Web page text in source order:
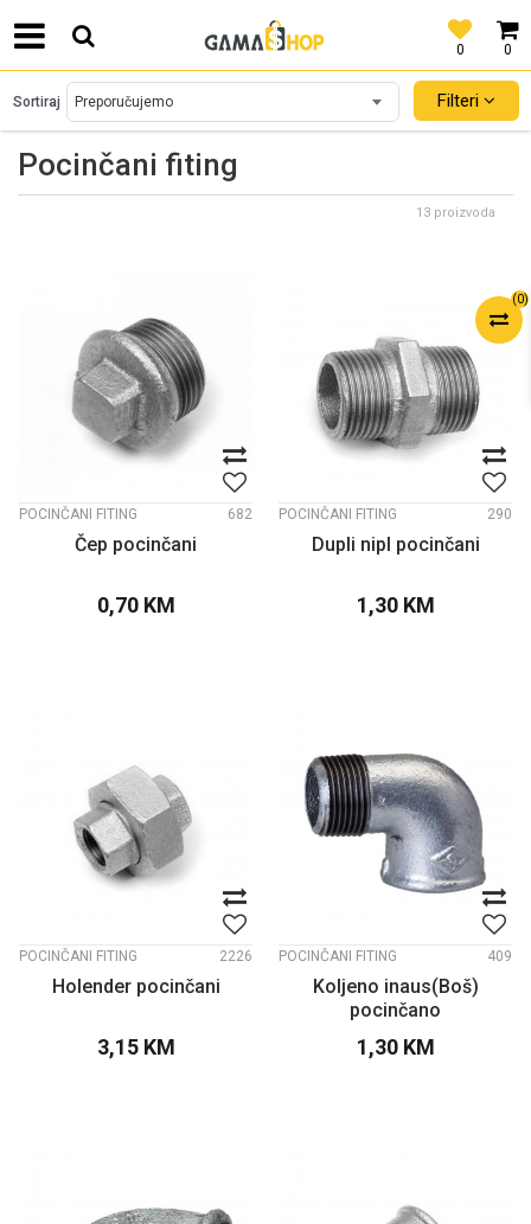
0
0
SIGURNO PLAĆANJE PLATNIM KARTICAMA!
(0)
Pocinčani fiting
Sortiraj Filteri
13 proizvoda
POCINČANI FITING 682
Čep pocinčani
0,70 KM
POCINČANI FITING 290
Dupli nipl pocinčani
1,30 KM
POCINČANI FITING 2226
Holender pocinčani
3,15 KM
POCINČANI FITING 409
Koljeno inaus(Boš)
pocinčano
1,30 KM